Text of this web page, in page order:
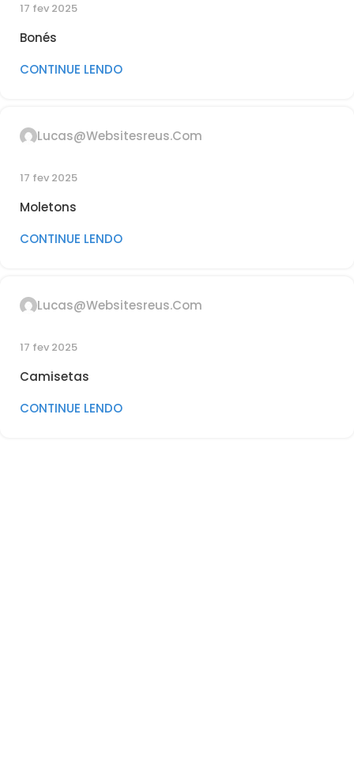
17 fev 2025
Bonés
CONTINUE LENDO
Lucas@websitesreus.com
17 fev 2025
Moletons
CONTINUE LENDO
Lucas@websitesreus.com
17 fev 2025
Camisetas
CONTINUE LENDO